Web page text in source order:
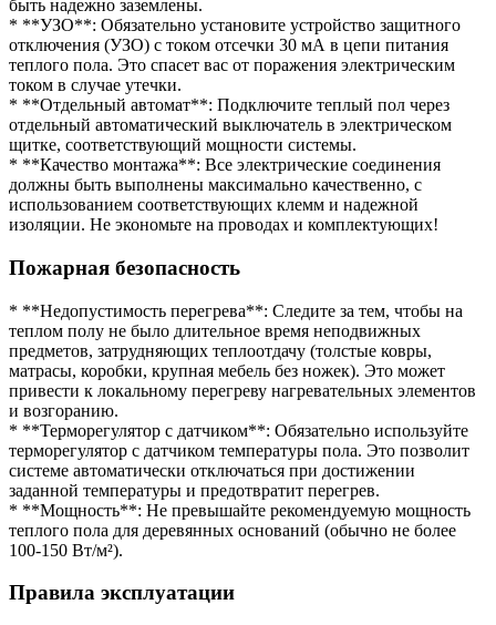
быть надежно заземлены.
* **УЗО**: Обязательно установите устройство защитного
отключения (УЗО) с током отсечки 30 мА в цепи питания
теплого пола. Это спасет вас от поражения электрическим
током в случае утечки.
* **Отдельный автомат**: Подключите теплый пол через
отдельный автоматический выключатель в электрическом
щитке, соответствующий мощности системы.
* **Качество монтажа**: Все электрические соединения
должны быть выполнены максимально качественно, с
использованием соответствующих клемм и надежной
изоляции. Не экономьте на проводах и комплектующих!
Пожарная безопасность
* **Недопустимость перегрева**: Следите за тем, чтобы на
теплом полу не было длительное время неподвижных
предметов, затрудняющих теплоотдачу (толстые ковры,
матрасы, коробки, крупная мебель без ножек). Это может
привести к локальному перегреву нагревательных элементов
и возгоранию.
* **Терморегулятор с датчиком**: Обязательно используйте
терморегулятор с датчиком температуры пола. Это позволит
системе автоматически отключаться при достижении
заданной температуры и предотвратит перегрев.
* **Мощность**: Не превышайте рекомендуемую мощность
теплого пола для деревянных оснований (обычно не более
100-150 Вт/м²).
Правила эксплуатации